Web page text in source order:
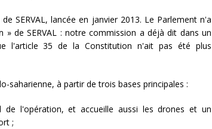
SERVAL, lancée en janvier 2013. Le Parlement n'a
de SERVAL : notre commission a déjà dit dans un
l'article 35 de la Constitution n'ait pas été plus
saharienne, à partir de trois bases principales :
l'opération, et accueille aussi les drones et un
;